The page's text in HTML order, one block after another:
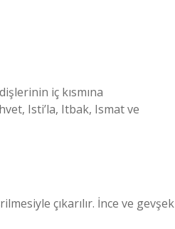
iç kısmına
Isti’la, Itbak, Ismat ve
çıkarılır. İnce ve gevşek